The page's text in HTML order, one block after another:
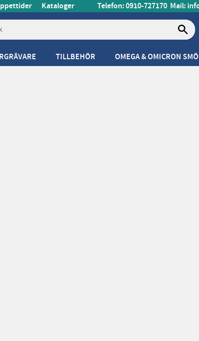
Kataloger Telefon: 0910-727170 Mail:
TILLBEHÖR OMEGA & OMICRON